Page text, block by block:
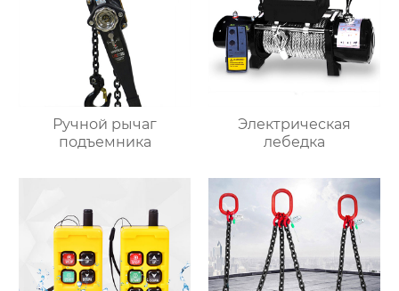
Ручной рычаг
подъемника
Электрическая
лебедка